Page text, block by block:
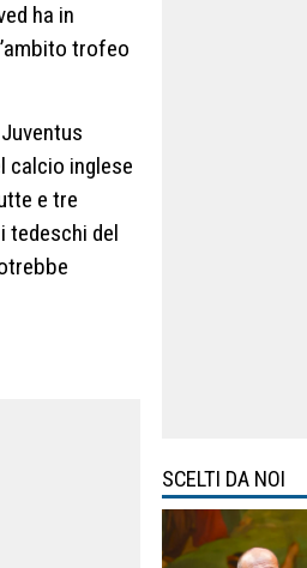
ha in
trofeo
calcio inglese
e tre
tedeschi del
SCELTI DA NOI